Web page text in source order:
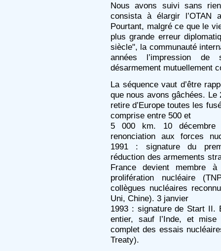
Nous avons suivi sans
consista à élargir l’OTAN
Pourtant, malgré ce que le
plus grande erreur
siècle", la communauté
années l’impression de
désarmement mutuellement
La séquence vaut d’être
que nous avons gâchées.
retire d’Europe toutes les
comprise entre 500 et
5 000 km. 10
renonciation aux forces
1991 : signature du
réduction des armements
France devient membre
prolifération nucléaire
collègues nucléaires
Uni, Chine). 3 janvier
1993 : signature de Start II.
entier, sauf l’Inde, et
complet des essais
Treaty).